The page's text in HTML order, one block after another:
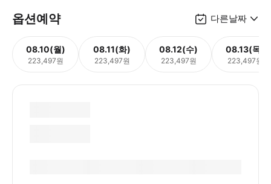
옵션예약 다른날짜
08.10(월)
223,497원
08.11(화)
223,497원
08.12(수)
223,497원
08.13(목)
223,497원